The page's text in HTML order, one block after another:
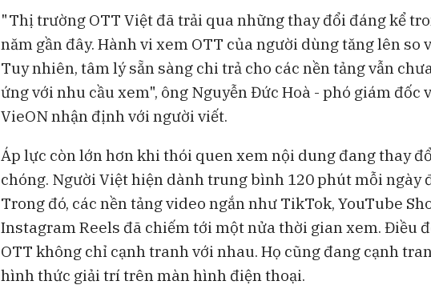
"Thị trường OTT Việt đã trải qua những thay đổi đáng kể
năm gần đây. Hành vi xem OTT của người dùng tăng lên so
Tuy nhiên, tâm lý sẵn sàng chi trả cho các nền tảng vẫn
ứng với nhu cầu xem", ông Nguyễn Đức Hoà - phó giám đốc
VieON nhận định với người viết.
Áp lực còn lớn hơn khi thói quen xem nội dung đang thay
chóng. Người Việt hiện dành trung bình 120 phút mỗi ngày
Trong đó, các nền tảng video ngắn như TikTok, YouTube
Instagram Reels đã chiếm tới một nửa thời gian xem. Điều
OTT không chỉ cạnh tranh với nhau. Họ cũng đang cạnh
hình thức giải trí trên màn hình điện thoại.